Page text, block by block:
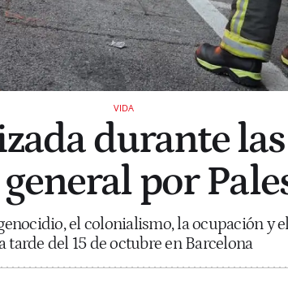
VIDA
durante
por
el colonialismo, la ocupación y
tarde del 15 de octubre en Barcelona